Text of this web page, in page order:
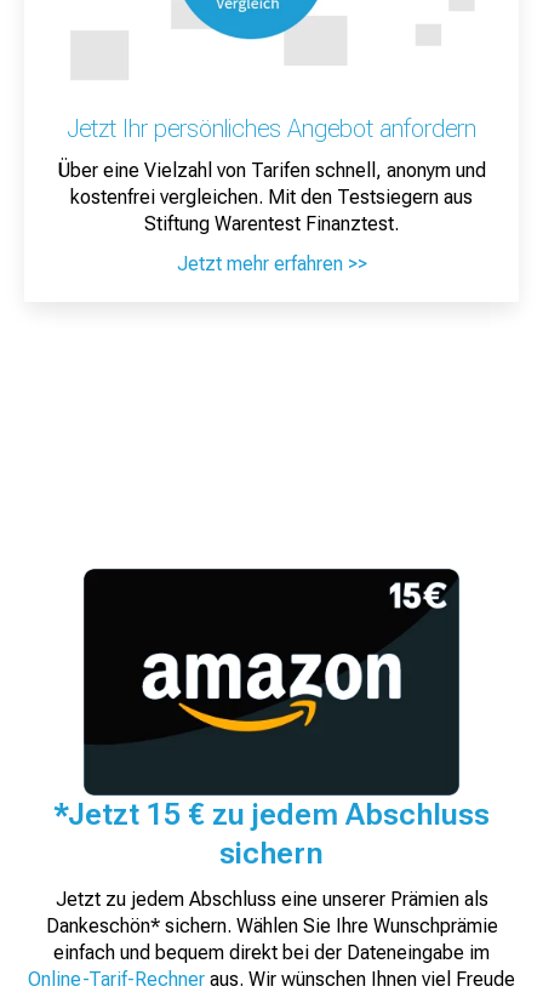
Jetzt Ihr persönliches Angebot anfordern
Über eine Vielzahl von Tarifen schnell, anonym und
kostenfrei vergleichen. Mit den Testsiegern aus
Stiftung Warentest Finanztest.
Jetzt mehr erfahren >>
*Jetzt 15 € zu jedem Abschluss
sichern
Jetzt zu jedem Abschluss eine unserer Prämien als
Dankeschön* sichern. Wählen Sie Ihre Wunschprämie
einfach und bequem direkt bei der Dateneingabe im
Online-Tarif-Rechner aus. Wir wünschen Ihnen viel Freude